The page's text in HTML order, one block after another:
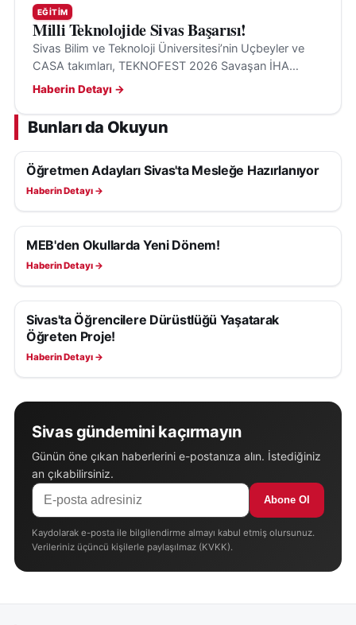
EĞITIM
Milli Teknolojide Sivas Başarısı!
Sivas Bilim ve Teknoloji Üniversitesi’nin Uçbeyler ve
CASA takımları, TEKNOFEST 2026 Savaşan İHA
Yarışması’nda finale kaldı. Final ise Siirt’te yapılacak.
Haberin Detayı →
Bunları da Okuyun
EĞITIM
Öğretmen Adayları Sivas'ta Mesleğe Hazırlanıyor
Haberin Detayı →
EĞITIM
MEB'den Okullarda Yeni Dönem!
Haberin Detayı →
EĞITIM
Sivas'ta Öğrencilere Dürüstlüğü Yaşatarak
Öğreten Proje!
Haberin Detayı →
Sivas gündemini kaçırmayın
Günün öne çıkan haberlerini e-postanıza alın. İstediğiniz
an çıkabilirsiniz.
Abone Ol
Kaydolarak e-posta ile bilgilendirme almayı kabul etmiş olursunuz.
Verileriniz üçüncü kişilerle paylaşılmaz (KVKK).